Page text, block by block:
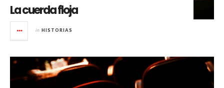
La cuerda floja
in HISTORIAS